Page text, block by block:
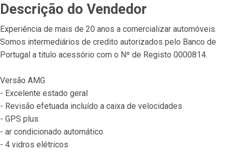
Descrição do Vendedor
Experiência de mais de 20 anos a comercializar automóveis.
Somos intermediários de credito autorizados pelo Banco de
Portugal a titulo acessório com o Nº de Registo 0000814.
Versão AMG
- Excelente estado geral
- Revisão efetuada incluído a caixa de velocidades
- GPS plus
- ar condicionado automático
- 4 vidros elétricos